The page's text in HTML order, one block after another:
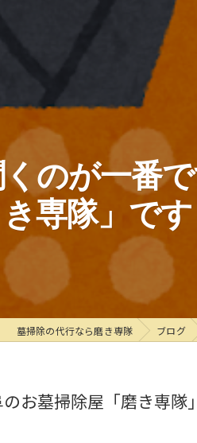
のが一番
き専隊」です
墓掃除の代行なら磨き専隊 ブログ
お墓掃除屋「磨き専隊